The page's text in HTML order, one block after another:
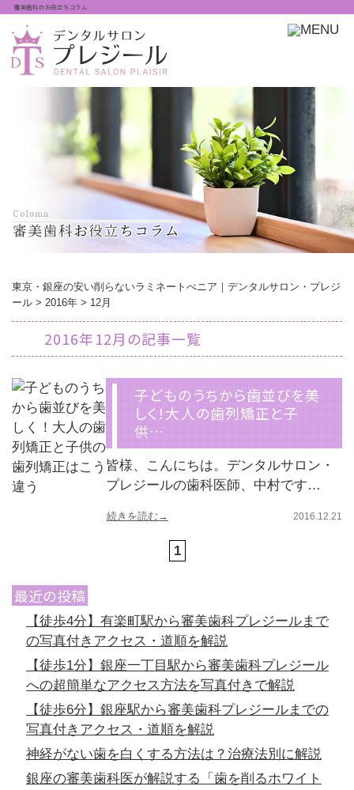
審美歯科のお役立ちコラム
東京・銀座の安い削らないラミネートべニア｜デンタルサロン・プレジ
ール> 2016年> 12月
2016年12月の記事一覧
子どものうちから歯並びを美
しく！大人の歯列矯正と子
供…
皆様、こんにちは。デンタルサロン・
プレジールの歯科医師、中村です…
続きを読む→ 2016.12.21
1
最近の投稿
【徒歩4分】有楽町駅から審美歯科プレジールまで
の写真付きアクセス・道順を解説
【徒歩1分】銀座一丁目駅から審美歯科プレジール
への超簡単なアクセス方法を写真付きで解説
【徒歩6分】銀座駅から審美歯科プレジールまでの
写真付きアクセス・道順を解説
神経がない歯を白くする方法は？治療法別に解説
銀座の審美歯科医が解説する「歯を削るホワイト